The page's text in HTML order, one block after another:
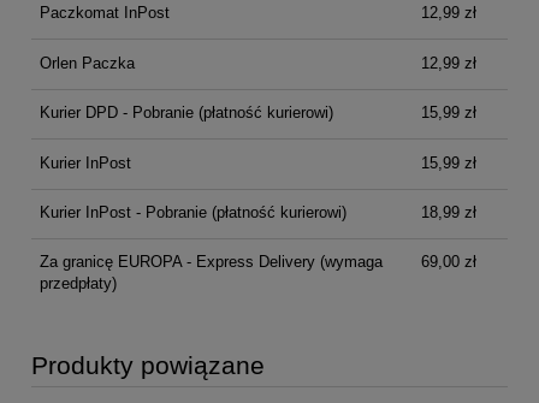
Paczkomat InPost 12,99 zł
Orlen Paczka 12,99 zł
Kurier DPD - Pobranie (płatność kurierowi) 15,99 zł
Kurier InPost 15,99 zł
Kurier InPost - Pobranie (płatność kurierowi) 18,99 zł
Za granicę EUROPA - Express Delivery(wymaga
przedpłaty)
69,00 zł
Produkty powiązane